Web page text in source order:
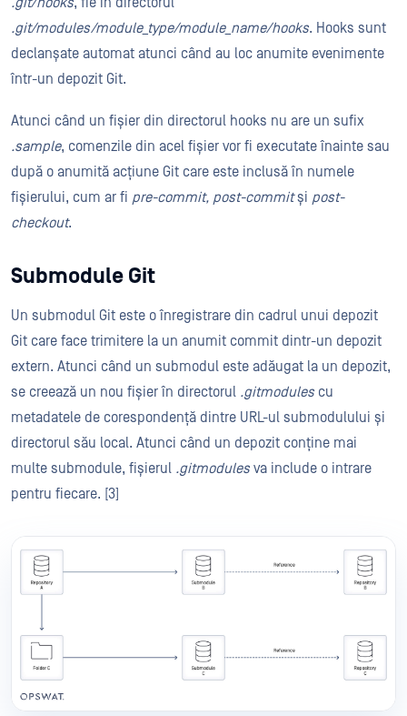
.git/modules/module_type/module_name/hooks. Hooks sunt
declanșate automat atunci când au loc anumite evenimente
într-un depozit Git.
Atunci când un fișier din directorul hooks nu are un sufix
.sample, comenzile din acel fișier vor fi executate înainte sau
după o anumită acțiune Git care este inclusă în numele
fișierului, cum ar fi pre-commit, post-commitși post-
checkout.
Submodule Git
Un submodul Git este o înregistrare din cadrul unui depozit
Git care face trimitere la un anumit commit dintr-un depozit
extern. Atunci când un submodul este adăugat la un depozit,
se creează un nou fișier în directorul .gitmodules cu
metadatele de corespondență dintre URL-ul submodulului și
directorul său local. Atunci când un depozit conține mai
multe submodule, fișierul .gitmodules va include o intrare
pentru fiecare. [3]